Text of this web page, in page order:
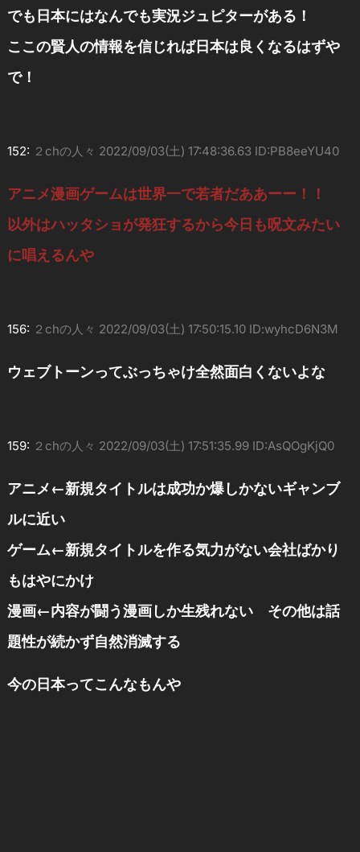
でも日本にはなんでも実況ジュピターがある！
ここの賢人の情報を信じれば日本は良くなるはずや
で！
152: ２chの人々 2022/09/03(土) 17:48:36.63 ID:PB8eeYU40
アニメ漫画ゲームは世界一で若者だああーー！！
以外はハッタショが発狂するから今日も呪文みたい
に唱えるんや
156: ２chの人々 2022/09/03(土) 17:50:15.10 ID:wyhcD6N3M
ウェブトーンってぶっちゃけ全然面白くないよな
159: ２chの人々 2022/09/03(土) 17:51:35.99 ID:AsQOgKjQ0
アニメ←新規タイトルは成功か爆しかないギャンブ
ルに近い
ゲーム←新規タイトルを作る気力がない会社ばかり
もはやにかけ
漫画←内容が闘う漫画しか生残れない その他は話
題性が続かず自然消滅する
今の日本ってこんなもんや